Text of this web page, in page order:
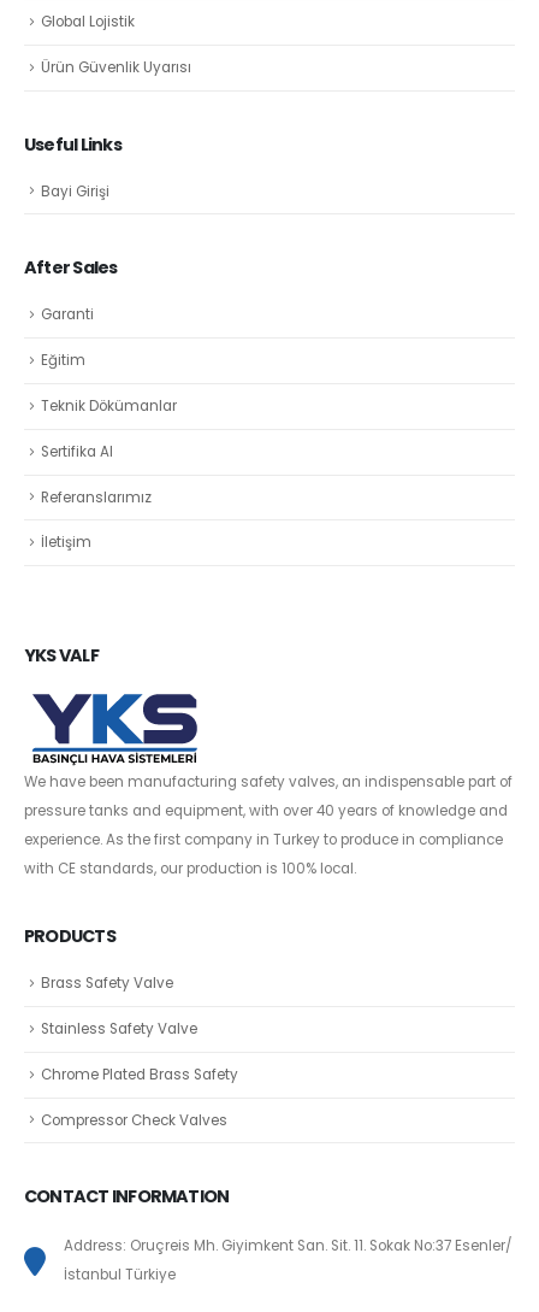
Global Lojistik
Ürün Güvenlik Uyarısı
Useful Links
Bayi Girişi
After Sales
Garanti
Eğitim
Teknik Dökümanlar
Sertifika Al
Referanslarımız
İletişim
YKS VALF
We have been manufacturing safety valves, an indispensable part of
pressure tanks and equipment, with over 40 years of knowledge and
experience. As the first company in Turkey to produce in compliance
with CE standards, our production is 100% local.
PRODUCTS
Brass Safety Valve
Stainless Safety Valve
Chrome Plated Brass Safety
Compressor Check Valves
CONTACT INFORMATION
Address: Oruçreis Mh. Giyimkent San. Sit. 11. Sokak No:37 Esenler/
İstanbul Türkiye